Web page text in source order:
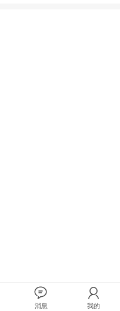
消息 我的